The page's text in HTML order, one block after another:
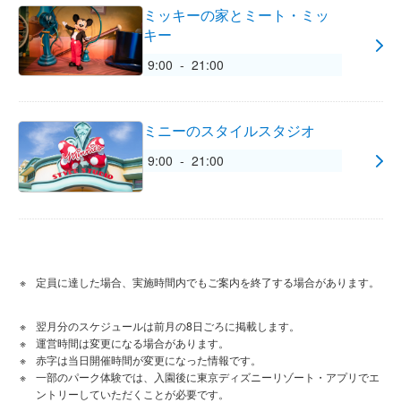
ミッキーの家とミート・ミッ
キー
9:00 - 21:00
ミニーのスタイルスタジオ
9:00 - 21:00
定員に達した場合、実施時間内でもご案内を終了する場合があります。
翌月分のスケジュールは前月の8日ごろに掲載します。
運営時間は変更になる場合があります。
赤字は当日開催時間が変更になった情報です。
一部のパーク体験では、入園後に東京ディズニーリゾート・アプリでエ
ントリーしていただくことが必要です。